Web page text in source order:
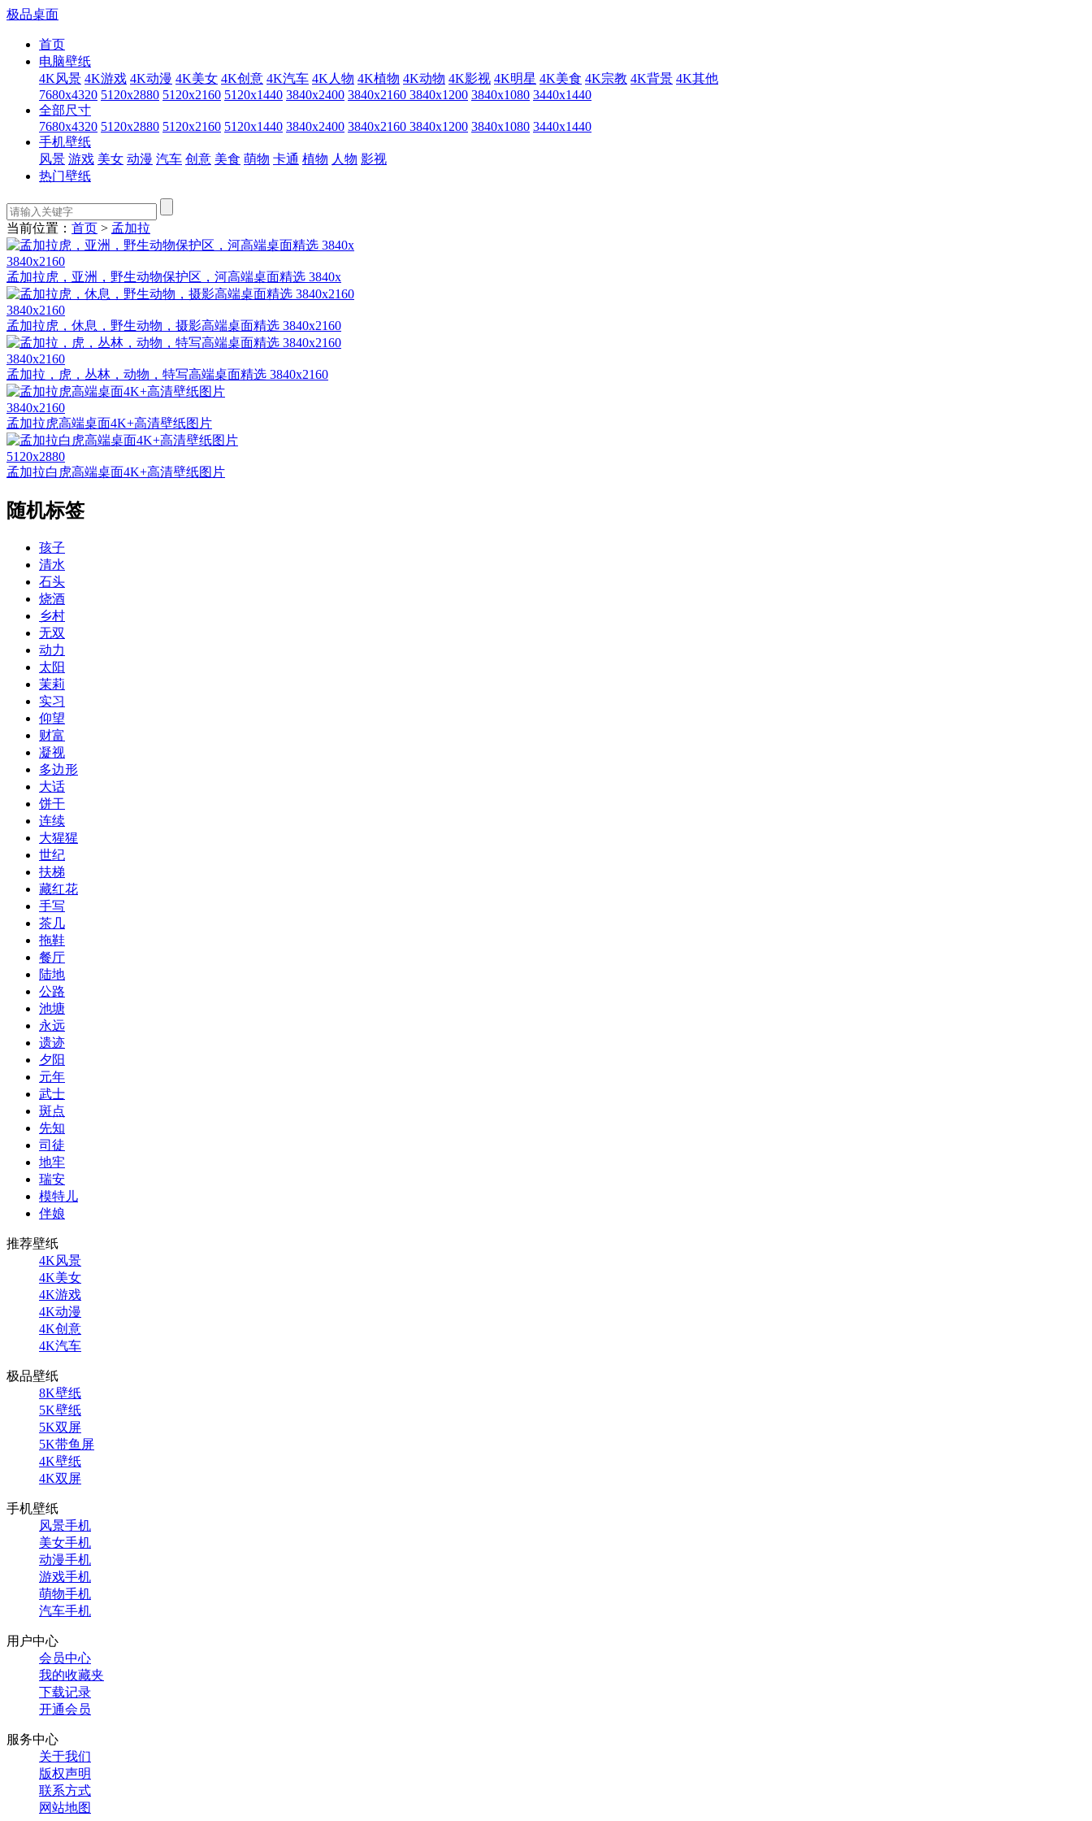
极品桌面
首页
电脑壁纸
4K风景 4K游戏 4K动漫 4K美女 4K创意 4K汽车 4K人物 4K植物 4K动物 4K影视 4K明星 4K美食 4K宗教 4K背景 4K其他
7680x4320 5120x2880 5120x2160 5120x1440 3840x2400 3840x2160 3840x1200 3840x1080 3440x1440
全部尺寸
7680x4320 5120x2880 5120x2160 5120x1440 3840x2400 3840x2160 3840x1200 3840x1080 3440x1440
手机壁纸
风景 游戏 美女 动漫 汽车 创意 美食 萌物 卡通 植物 人物 影视
热门壁纸
当前位置： 首页 > 孟加拉
3840x2160
孟加拉虎，亚洲，野生动物保护区，河高端桌面精选 3840x
3840x2160
孟加拉虎，休息，野生动物，摄影高端桌面精选 3840x2160
3840x2160
孟加拉，虎，丛林，动物，特写高端桌面精选 3840x2160
3840x2160
孟加拉虎高端桌面4K+高清壁纸图片
5120x2880
孟加拉白虎高端桌面4K+高清壁纸图片
随机标签
孩子
清水
石头
烧酒
乡村
无双
动力
太阳
茉莉
实习
仰望
财富
凝视
多边形
大话
饼干
连续
大猩猩
世纪
扶梯
藏红花
手写
茶几
拖鞋
餐厅
陆地
公路
池塘
永远
遗迹
夕阳
元年
武士
斑点
先知
司徒
地牢
瑞安
模特儿
伴娘
推荐壁纸
4K风景
4K美女
4K游戏
4K动漫
4K创意
4K汽车
极品壁纸
8K壁纸
5K壁纸
5K双屏
5K带鱼屏
4K壁纸
4K双屏
手机壁纸
风景手机
美女手机
动漫手机
游戏手机
萌物手机
汽车手机
用户中心
会员中心
我的收藏夹
下载记录
开通会员
服务中心
关于我们
版权声明
联系方式
网站地图